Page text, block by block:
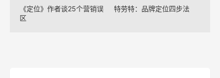
《定位》作者谈25个营销误
区
特劳特：品牌定位四步法